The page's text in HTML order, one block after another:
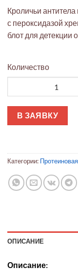
Кроличьи
с пероксидазой
блот для детекции
Количество
В ЗАЯВКУ
Категории:
ОПИСАНИЕ
Описание: